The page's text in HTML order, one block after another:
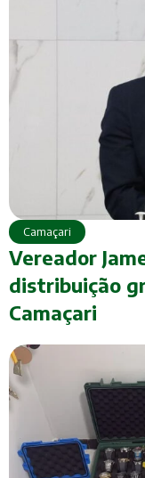
Camaçari
Vereador
distribuição
Camaçari